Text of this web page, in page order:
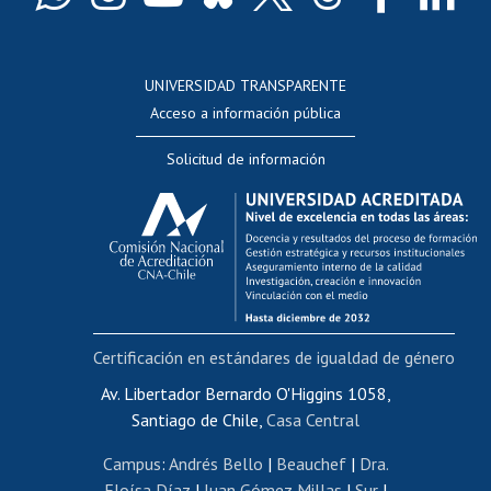
Docentes
Evaluación docente
Calificación académica
Postulación al AUCAI
Funcionarias/os
Cursos internos de capacitación
Bienestar del personal
Portal de movilidad interna
Certificado de renta
Certificado de renta honorarios
Editar páginas blancas
UNIVERSIDAD TRANSPARENTE
Acceso a información pública
Solicitud de información
Av. Libertador Bernardo O'Higgins 1058,
Santiago de Chile, Casa Central
Campus: Andrés Bello | Beauchef| Dra.
Certificación en estándares de igualdad de género